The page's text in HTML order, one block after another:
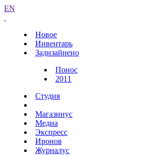
EN
Новое
Инвентарь
Задизайнено
Понос
2011
Студия
Магазинус
Медиа
Экспресс
Иронов
Журналус